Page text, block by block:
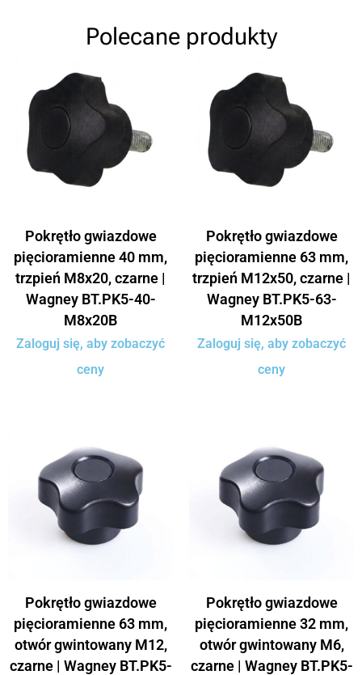
Polecane produkty
Pokrętło gwiazdowe
pięcioramienne 40 mm,
trzpień M8x20, czarne |
Wagney BT.PK5-40-
M8x20B
Zaloguj się, aby zobaczyć
ceny
Pokrętło gwiazdowe
pięcioramienne 63 mm,
trzpień M12x50, czarne |
Wagney BT.PK5-63-
M12x50B
Zaloguj się, aby zobaczyć
ceny
Pokrętło gwiazdowe
pięcioramienne 63 mm,
otwór gwintowany M12,
czarne | Wagney BT.PK5-
Pokrętło gwiazdowe
pięcioramienne 32 mm,
otwór gwintowany M6,
czarne | Wagney BT.PK5-